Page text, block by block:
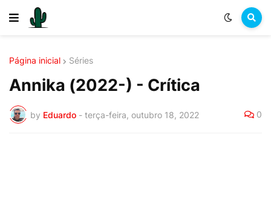
Página inicial Séries
Annika (2022-) - Crítica
by Eduardo - terça-feira, outubro 18, 2022 0